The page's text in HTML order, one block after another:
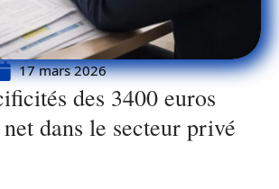
17 mars 2026
des 3400 euros
dans le secteur privé